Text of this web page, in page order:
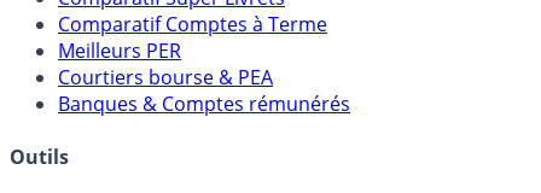
Comparatif Comptes à Terme
Meilleurs PER
Courtiers bourse & PEA
Banques & Comptes rémunérés
Outils